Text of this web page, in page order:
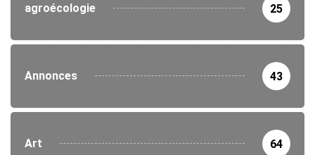
agroécologie 25
Annonces 43
Art 64